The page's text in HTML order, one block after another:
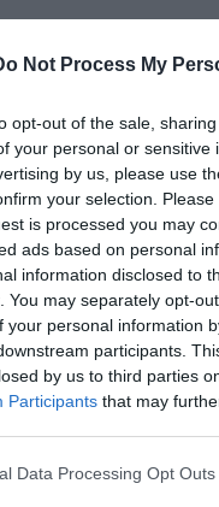
Not Process My
opt-out of the sale,
your personal or sensitive
by us, please use
your selection.
is processed you may
ads based on personal
information disclosed to
You may separately opt-
your personal information
participants.
by us to third parties
Participants that may
Data Processing Opt Outs